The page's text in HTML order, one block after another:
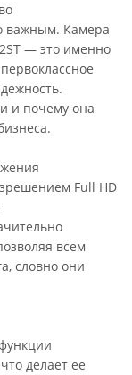
важным. Камера
— это именно
и почему она
Full HD
всем
словно они
делает ее